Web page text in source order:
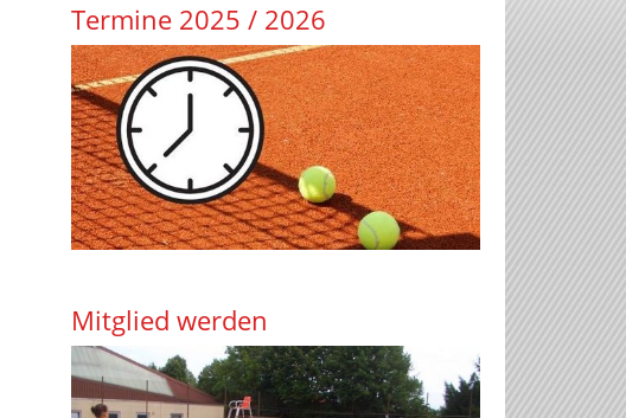
Termine 2025 / 2026
Mitglied werden